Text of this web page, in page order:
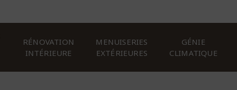
RÉNOVATION
INTÉRIEURE
MENUISERIES
EXTÉRIEURES
GÉNIE
CLIMATIQUE